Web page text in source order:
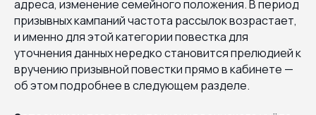
адреса, изменение семейного положения. В период
призывных кампаний частота рассылок возрастает,
и именно для этой категории повестка для
уточнения данных нередко становится прелюдией к
вручению призывной повестки прямо в кабинете —
об этом подробнее в следующем разделе.